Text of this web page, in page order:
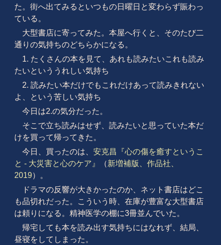
た。街へ出てみるといつもの日曜日と変わらず賑わっ
ている。
大型書店に寄ってみた。本屋へ行くと、そのたび二
通りの気持ちのどちらかになる。
1. たくさんの本を見て、あれも読みたいこれも読み
たいといううれしい気持ち
2. 読みたい本だけでもこれだけあって読みきれない
よ、という苦しい気持ち
今日は2.の気分だった。
そこで立ち読みはせず、読みたいと思っていた本だ
けを買って帰ってきた。
今日、買ったのは、 安克昌『心の傷を癒すというこ
と - 大災害と心のケア』
（新増補版、作品社、
2019）。
ドラマの反響が大きかったのか、ネット書店はどこ
も品切れだった。こういう時、在庫が豊富な大型書店
は頼りになる。精神医学の棚に3冊並んでいた。
帰宅しても本を読み出す気持ちにはなれず、結局、
昼寝をしてしまった。